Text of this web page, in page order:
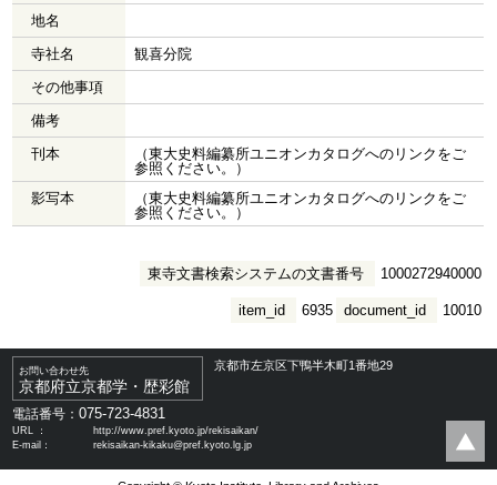
地名
寺社名
観喜分院
その他事項
備考
刊本
（東大史料編纂所ユニオンカタログへのリンクをご
参照ください。）
影写本
（東大史料編纂所ユニオンカタログへのリンクをご
参照ください。）
東寺文書検索システムの文書番号 1000272940000
document_id 10010
item_id 6935
お問い合わせ先
京都府立京都学・歴彩館
京都市左京区下鴨半木町1番地29
電話番号：075-723-4831
URL ：
http://www.pref.kyoto.jp/rekisaikan/
E-mail：
rekisaikan-kikaku@pref.kyoto.lg.jp